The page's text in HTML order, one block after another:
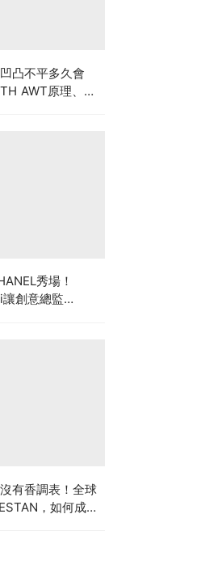
凸不平多久會
AWT原理、按
秀場！
創意總監
有香調表！全球
，如何成為